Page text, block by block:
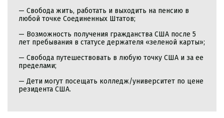
— Свобода жить, работать и выходить на пенсию в
любой точке Соединенных Штатов;
— Возможность получения гражданства США после 5
лет пребывания в статусе держателя «зеленой карты»;
— Свобода путешествовать в любую точку США и за ее
пределами;
— Дети могут посещать колледж/университет по цене
резидента США.